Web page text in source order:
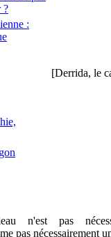
?
:
[Derrida, le
n'est pas
pas nécessairement